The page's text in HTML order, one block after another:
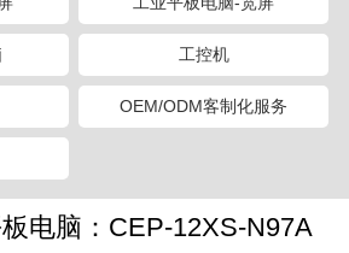
工控机
OEM/ODM客制化服务
电脑：CEP-12XS-N97A